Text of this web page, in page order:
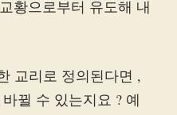
황으로부터 유도해 내
교리로 정의된다면 ,
뀔 수 있는지요 ? 예